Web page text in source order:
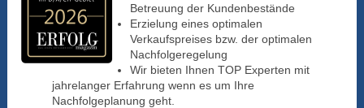
Betreuung der Kundenbestände
Erzielung eines optimalen
Verkaufspreises bzw. der optimalen
Nachfolgeregelung
Wir bieten Ihnen TOP Experten mit
jahrelanger Erfahrung wenn es um Ihre
Nachfolgeplanung geht.